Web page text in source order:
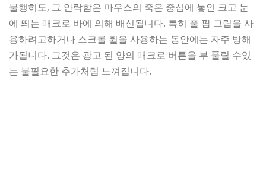
불행히도, 그 안락함은 마우스의 죽은 중심에 놓인 크고 눈
에 띄는 매크로 바에 의해 배신됩니다. 특히 풀 팜 그립을 사
용하려고하거나 스크롤 휠을 사용하는 동안에는 자주 방해
가됩니다. 그것은 광고 된 양의 매크로 버튼을 부 풀릴 수있
는 불필요한 추가처럼 느껴집니다.